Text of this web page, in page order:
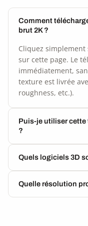
Comment
brut 2K ?
Cliquez simplement
sur cette page. Le
immédiatement,
texture est livrée
roughness, etc.).
Puis-je utiliser
?
Quels logiciels 3D
Quelle résolution